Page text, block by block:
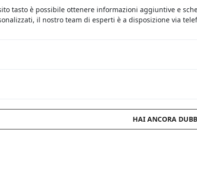
tasto è possibile ottenere informazioni aggiuntive e
il nostro team di esperti è a disposizione via
HAI ANCORA